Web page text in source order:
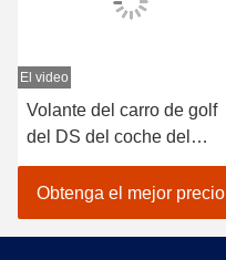
El video
Volante del carro de golf
del DS del coche del
club/adaptador
precedentes para EZGO
RXV TXT Yamaha
Obtenga el mejor precio